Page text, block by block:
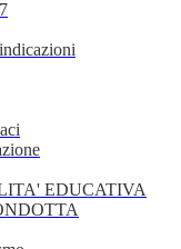
EDUCATIVA